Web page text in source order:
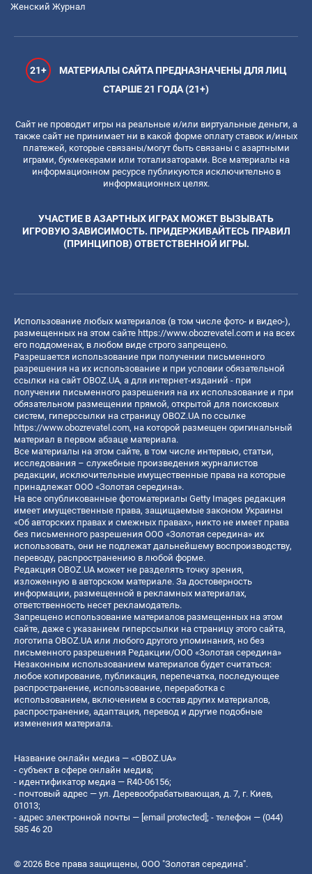
Женский Журнал
21+
МАТЕРИАЛЫ САЙТА ПРЕДНАЗНАЧЕНЫ ДЛЯ ЛИЦ
СТАРШЕ 21 ГОДА (21+)
Сайт не проводит игры на реальные и/или виртуальные деньги, а
также сайт не принимает ни в какой форме оплату ставок и/иных
платежей, которые связаны/могут быть связаны с азартными
играми, букмекерами или тотализаторами. Все материалы на
информационном ресурсе публикуются исключительно в
информационных целях.
УЧАСТИЕ В АЗАРТНЫХ ИГРАХ МОЖЕТ ВЫЗЫВАТЬ
ИГРОВУЮ ЗАВИСИМОСТЬ. ПРИДЕРЖИВАЙТЕСЬ ПРАВИЛ
(ПРИНЦИПОВ) ОТВЕТСТВЕННОЙ ИГРЫ.
Использование любых материалов (в том числе фото- и видео-),
размещенных на этом сайте https://www.obozrevatel.com и на всех
его поддоменах, в любом виде строго запрещено.
Разрешается использование при получении письменного
разрешения на их использование и при условии обязательной
ссылки на сайт OBOZ.UA, а для интернет-изданий - при
получении письменного разрешения на их использование и при
обязательном размещении прямой, открытой для поисковых
систем, гиперссылки на страницу OBOZ.UA по ссылке
https://www.obozrevatel.com, на которой размещен оригинальный
материал в первом абзаце материала.
Все материалы на этом сайте, в том числе интервью, статьи,
исследования – служебные произведения журналистов
редакции, исключительные имущественные права на которые
принадлежат ООО «Золотая середина».
На все опубликованные фотоматериалы Getty Images редакция
имеет имущественные права, защищаемые законом Украины
«Об авторских правах и смежных правах», никто не имеет права
без письменного разрешения ООО «Золотая середина» их
использовать, они не подлежат дальнейшему воспроизводству,
переводу, распространению в любой форме.
Редакция OBOZ.UA может не разделять точку зрения,
изложенную в авторском материале. За достоверность
информации, размещенной в рекламных материалах,
ответственность несет рекламодатель.
Запрещено использование материалов размещенных на этом
сайте, даже с указанием гиперссылки на страницу этого сайта,
логотипа OBOZ.UA или любого другого упоминания, но без
письменного разрешения Редакции/ООО «Золотая середина»
Незаконным использованием материалов будет считаться:
любое копирование, публикация, перепечатка, последующее
распространение, использование, переработка с
использованием, включением в состав других материалов,
распространение, адаптация, перевод и другие подобные
изменения материала.
Название онлайн медиа — «OBOZ.UA»
- субъект в сфере онлайн медиа;
- идентификатор медиа — R40-06156;
- почтовый адрес — ул. Деревообрабатывающая, д. 7, г. Киев,
01013;
- адрес электронной почты — [email protected]; - телефон — (044)
585 46 20
© 2026 Все права защищены, ООО "Золотая середина".